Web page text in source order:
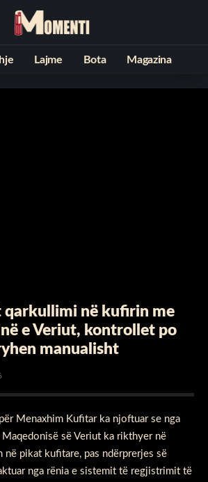
Lajme Bota Magazina
qarkullimi në kufirin me
e Veriut, kontrollet po
manualisht
Menaxhim Kufitar ka njoftuar se nga
së Veriut ka rikthyer në
pikat kufitare, pas ndërprerjes së
nga rënia e sistemit të regjistrimit të